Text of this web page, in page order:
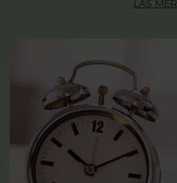
LÄS MER